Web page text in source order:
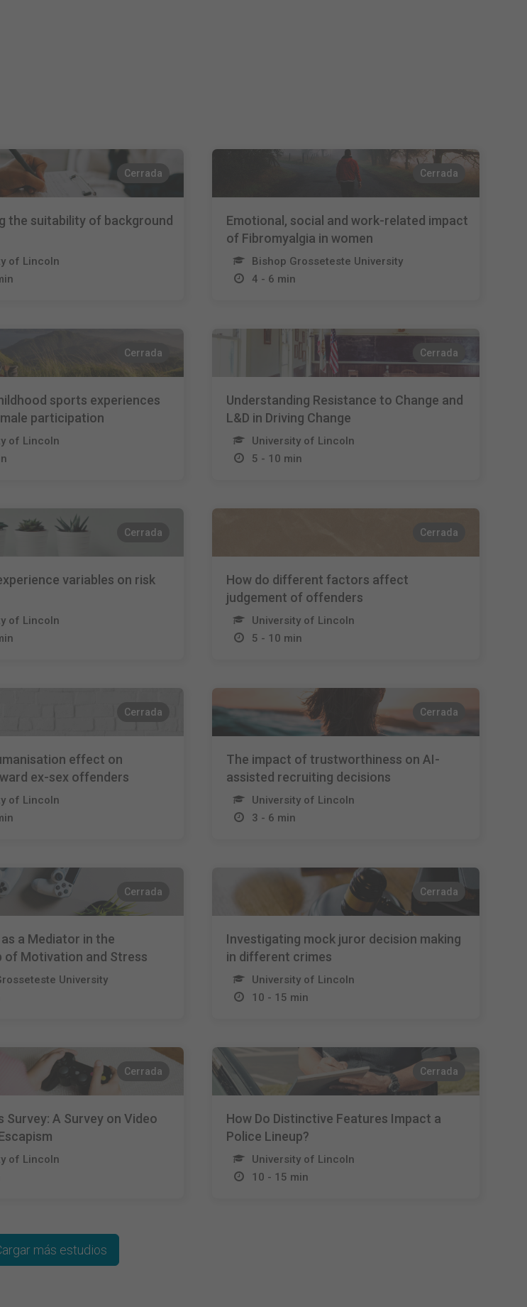
Cerrada
the suitability of background
of Lincoln
Cerrada
Emotional, social and work-related impact
of Fibromyalgia in women
Bishop Grosseteste University
4 - 6 min
Cerrada
sports experiences
participation
of Lincoln
Cerrada
Understanding Resistance to Change and
L&D in Driving Change
University of Lincoln
5 - 10 min
Cerrada
variables on risk
of Lincoln
Cerrada
How do different factors affect
judgement of offenders
University of Lincoln
5 - 10 min
Cerrada
effect on
ex-sex offenders
of Lincoln
Cerrada
The impact of trustworthiness on AI-
assisted recruiting decisions
University of Lincoln
3 - 6 min
Cerrada
a Mediator in the
of Motivation and Stress
University
Cerrada
Investigating mock juror decision making
in different crimes
University of Lincoln
10 - 15 min
Cerrada
Survey: A Survey on Video
of Lincoln
Cerrada
How Do Distinctive Features Impact a
Police Lineup?
University of Lincoln
10 - 15 min
más estudios